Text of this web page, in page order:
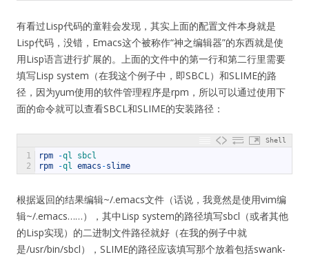
有看过Lisp代码的童鞋会发现，其实上面的配置文件本身就是
Lisp代码，没错，Emacs这个被称作“神之编辑器”的东西就是使
用Lisp语言进行扩展的。上面的文件中的第一行和第二行里需要
填写Lisp system（在我这个例子中，即SBCL）和SLIME的路
径，因为yum使用的软件管理程序是rpm，所以可以通过使用下
面的命令就可以查看SBCL和SLIME的安装路径：
Shell
1
2
rpm -ql sbcl
rpm
-ql emacs -slime
根据返回的结果编辑~/.emacs文件（话说，我竟然是使用vim编
辑~/.emacs……），其中Lisp system的路径填写sbcl（或者其他
的Lisp实现）的二进制文件路径就好（在我的例子中就
是/usr/bin/sbcl），SLIME的路径应该填写那个放着包括swank-